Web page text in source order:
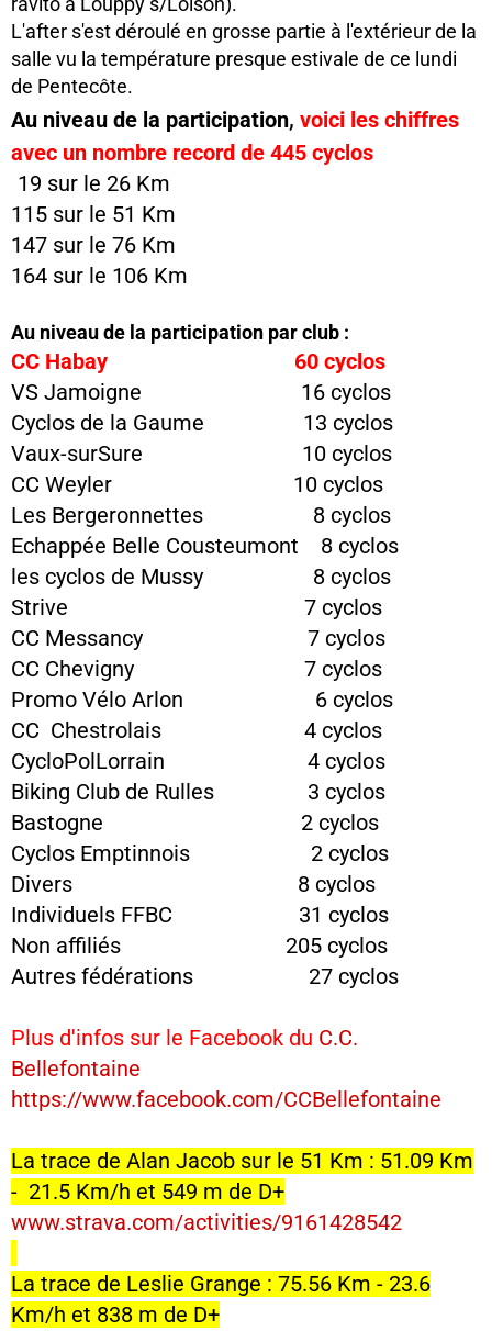
L'after s'est déroulé en grosse partie à l'extérieur de la
salle vu la température presque estivale de ce lundi
de Pentecôte.
Au niveau de la participation, voici les chiffres
avec un nombre record de 445 cyclos
19 sur le 26 Km
115 sur le 51 Km
147 sur le 76 Km
164 sur le 106 Km
Au niveau de la participation par club :
CC Habay 60 cyclos
VS Jamoigne 16 cyclos
Cyclos de la Gaume 13 cyclos
Vaux-surSure 10 cyclos
CC Weyler 10 cyclos
Les Bergeronnettes 8 cyclos
Echappée Belle Cousteumont 8 cyclos
les cyclos de ​​​​​Mussy 8 cyclos
Strive 7 cyclos
CC Messancy 7 cyclos
CC Chevigny 7 cyclos
Promo Vélo Arlon 6 cyclos
CC Chestrolais 4 cyclos
CycloPolLorrain 4 cyclos
Biking Club de Rulles 3 cyclos
Bastogne 2 cyclos
Cyclos Emptinnois 2 cyclos
Divers 8 cyclos
Individuels FFBC 31 cyclos
Non affiliés 205 cyclos
Autres fédérations 27 cyclos
Plus d'infos sur le Facebook du C.C.
Bellefontaine
https://www.facebook.com/CCBellefontaine
La trace de Alan Jacob sur le 51 Km : 51.09 Km
- 21.5 Km/h et 549 m de D+
www.strava.com/activities/9161428542
La trace de Leslie Grange : 75.56 Km - 23.6
Km/h et 838 m de D+